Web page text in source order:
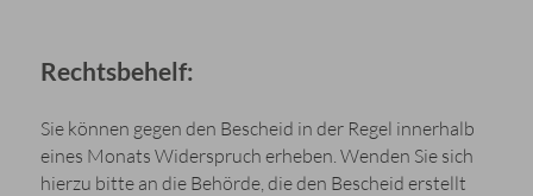
Rechtsbehelf:
Sie können gegen den Bescheid in der Regel innerhalb
eines Monats Widerspruch erheben. Wenden Sie sich
hierzu bitte an die Behörde, die den Bescheid erstellt